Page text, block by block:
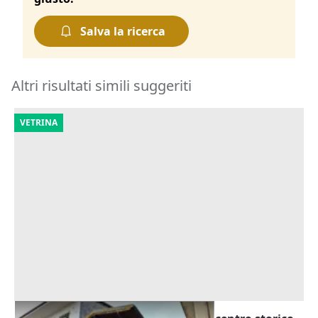
Salva la ricerca
Altri risultati simili suggeriti
VETRINA